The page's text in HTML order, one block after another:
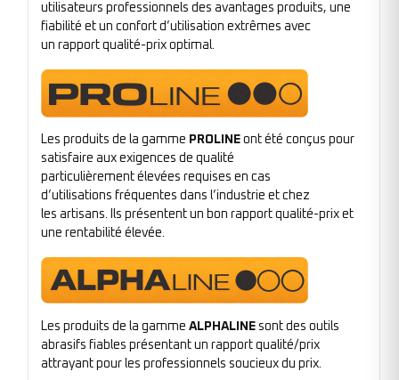
utilisateurs professionnels des avantages produits, une
fiabilité et un confort d’utilisation extrêmes avec
un rapport qualité-prix optimal.
Les produits de la gamme PROLINE ont été conçus pour
satisfaire aux exigences de qualité
particulièrement élevées requises en cas
d’utilisations fréquentes dans l’industrie et chez
les artisans. Ils présentent un bon rapport qualité-prix et
une rentabilité élevée.
Les produits de la gamme ALPHALINE sont des outils
abrasifs fiables présentant un rapport qualité/prix
attrayant pour les professionnels soucieux du prix.